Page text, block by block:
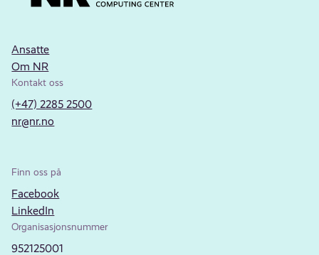
Ansatte
Om NR
Kontakt oss
(+47) 2285 2500
nr@nr.no
Finn oss på
Facebook
LinkedIn
Organisasjonsnummer
952125001